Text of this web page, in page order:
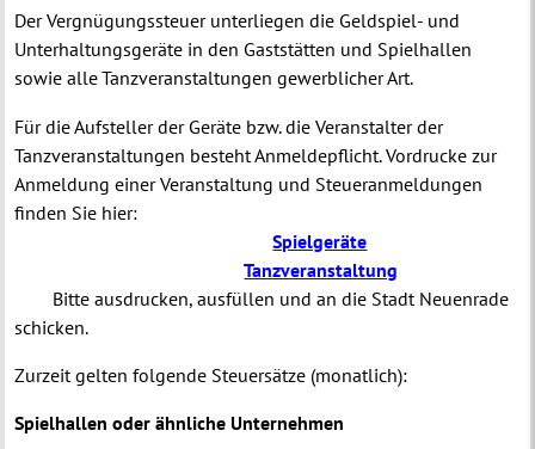
Der Vergnügungssteuer unterliegen die Geldspiel- und
Unterhaltungsgeräte in den Gaststätten und Spielhallen
sowie alle Tanzveranstaltungen gewerblicher Art.
Für die Aufsteller der Geräte bzw. die Veranstalter der
Tanzveranstaltungen besteht Anmeldepflicht. Vordrucke zur
Anmeldung einer Veranstaltung und Steueranmeldungen
finden Sie hier:
Spielgeräte
Tanzveranstaltung
Bitte ausdrucken, ausfüllen und an die Stadt Neuenrade
schicken.
Zurzeit gelten folgende Steuersätze (monatlich):
Spielhallen oder ähnliche Unternehmen